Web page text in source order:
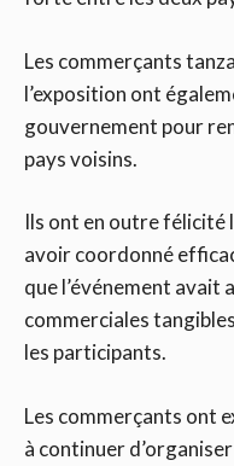
Les commerçants
l’exposition ont
gouvernement pour
pays voisins.
Ils ont en outre félicité
avoir coordonné
que l’événement
commerciales
les participants.
Les commerçants ont
à continuer